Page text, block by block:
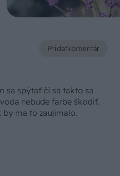
Pridaťkomentár
sa spýtať či sa takto sa
nebude farbe škodiť.
by ma to zaujimalo.